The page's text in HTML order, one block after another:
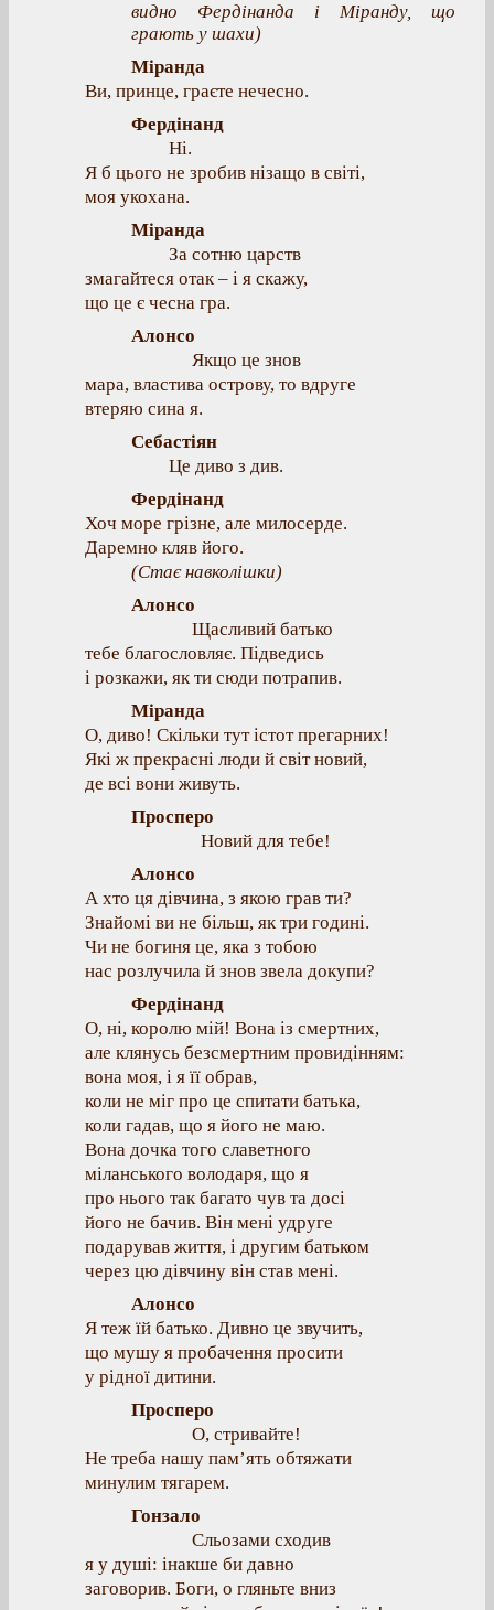
видно Фердінанда і Міранду, що
грають у шахи)
Міранда
Ви, принце, граєте нечесно.
Фердінанд
Ні.
Я б цього не зробив нізащо в світі,
моя укохана.
Міранда
За сотню царств
змагайтеся отак – і я скажу,
що це є чесна гра.
Алонсо
Якщо це знов
мара, властива острову, то вдруге
втеряю сина я.
Себастіян
Це диво з див.
Фердінанд
Хоч море грізне, але милосерде.
Даремно кляв його.
(Стає навколішки)
Алонсо
Щасливий батько
тебе благословляє. Підведись
і розкажи, як ти сюди потрапив.
Міранда
О, диво! Скільки тут істот прегарних!
Які ж прекрасні люди й світ новий,
де всі вони живуть.
Просперо
Новий для тебе!
Алонсо
А хто ця дівчина, з якою грав ти?
Знайомі ви не більш, як три годині.
Чи не богиня це, яка з тобою
нас розлучила й знов звела докупи?
Фердінанд
О, ні, королю мій! Вона із смертних,
але клянусь безсмертним провидінням:
вона моя, і я її обрав,
коли не міг про це спитати батька,
коли гадав, що я його не маю.
Вона дочка того славетного
міланського володаря, що я
про нього так багато чув та досі
його не бачив. Він мені удруге
подарував життя, і другим батьком
через цю дівчину він став мені.
Алонсо
Я теж їй батько. Дивно це звучить,
що мушу я пробачення просити
у рідної дитини.
Просперо
О, стривайте!
Не треба нашу пам’ять обтяжати
минулим тягарем.
Гонзало
Сльозами сходив
я у душі: інакше би давно
заговорив. Боги, о гляньте вниз